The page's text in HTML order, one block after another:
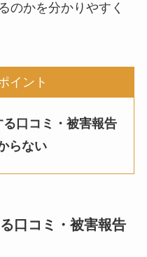
のかを分かりやすく
イント
口コミ・被害報告
らない
口コミ・被害報告